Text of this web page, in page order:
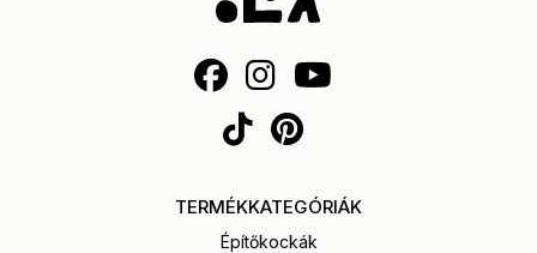
TERMÉKKATEGÓRIÁK
Építőkockák